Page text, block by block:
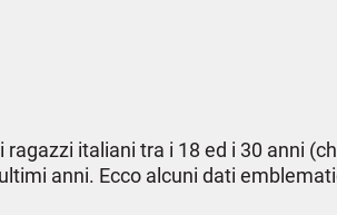
ragazzi italiani tra i 18 ed i 30 anni
anni. Ecco alcuni dati